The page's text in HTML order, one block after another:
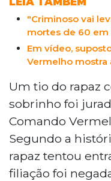
"Criminoso vai
mortes de 60
Em vídeo,
Vermelho mostra
Um tio do rapaz
sobrinho foi
Comando
Segundo a
rapaz tentou
filiação foi